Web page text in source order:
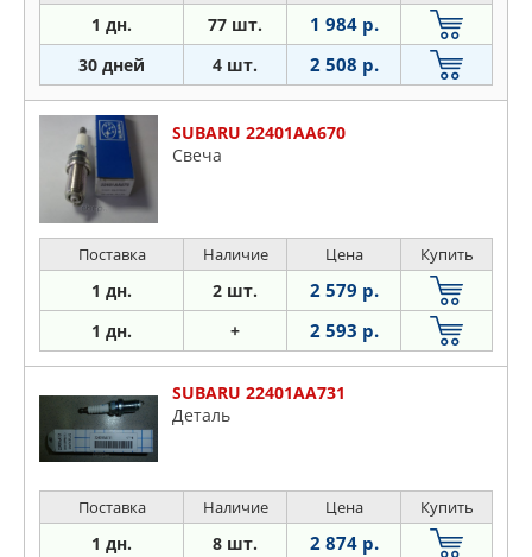
1 дн. 77 шт. 1 984 р.
30 дней 4 шт. 2 508 р.
SUBARU 22401AA670
Свеча
Поставка Наличие Цена Купить
1 дн. 2 шт. 2 579 р.
1 дн. + 2 593 р.
SUBARU 22401AA731
Деталь
Поставка Наличие Цена Купить
1 дн. 8 шт. 2 874 р.